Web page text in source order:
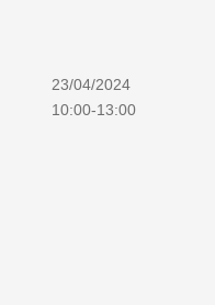
23/04/2024
10:00-13:00